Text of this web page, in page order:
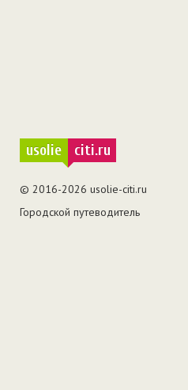
usolie citi.ru
© 2016-2026 usolie-citi.ru
Городской путеводитель